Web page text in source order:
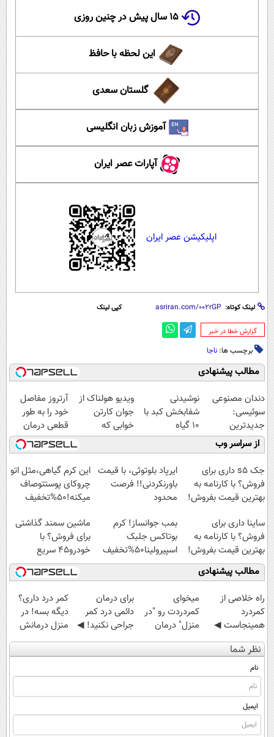
۱۵ سال پیش در چنین روزی
این لحظه با حافظ
گلستان سعدی
آموزش زبان انگلیسی
آپارات عصر ایران
اپلیکیشن عصر ایران
لینک کوتاه: کپی لینک
‌گزارش خطا در خبر
برچسب ها: ناجا
مطالب پیشنهادی
دندان مصنوعی
سوئیسی:
جدیدترین
فناوری اروپا،
سبک و مقاوم |
پرداخت قسطی
نوشیدنی
شفابخش کبد با
10 گیاه
موثر(تخفیف تا
امشب)
ویدیو هولناک از
جوان کارتن
خوابی که
میلیاردر شد.
آموزش رایگان
آرتروز مفاصل
خود را به طور
قطعی درمان
کنید!
◗پرسش‌نامه◖
از سراسر وب
جک s5 داری برای
فروش؟ با کارنامه به
بهترین قیمت بفروش!
ایرپاد بلوتوثی، با قیمت
باورنکردنی!! فرصت
محدود
این کرم گیاهی،مثل اتو
چروکای پوستتوصاف
میکنه!50%تخفیف
ساینا داری برای
فروش؟ با کارنامه به
بهترین قیمت بفروش!
بمب جوانساز! کرم
بوتاکس جلبک
اسپیرولینا50%تخفیف
ماشین سمند گذاشتی
برای فروش؟ با
خودرو45 سریع
بفروش
مطالب پیشنهادی
‌راه خلاصی از
کمردرد
همینجاست ◀
فقط کافیه فرم
رو پر کنی!
میخوای
کمردردت رو "در
منزل" درمان
کنی؟ (◂فیلم +
◂پرسش‌نامه)
برای درمان
دائمی درد کمر
جراحی نکنید! ◀
پرسش‌نامه رو پر
کن ▶
کمر درد داری؟
دیگه بسه! در
منزل درمانش
کن
(◀پرسش‌نامه)
نظر شما
نام
ایمیل